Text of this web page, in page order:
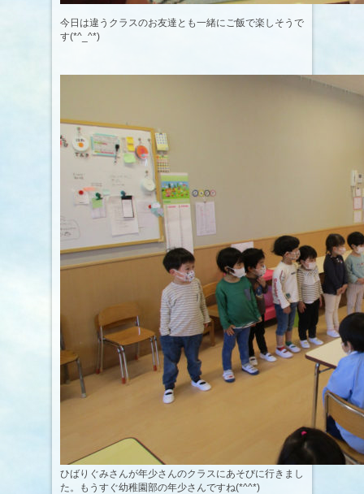
今日は違うクラスのお友達とも一緒にご飯で楽しそうで
す(*^_^*)
ひばりぐみさんが年少さんのクラスにあそびに行きまし
た。もうすぐ幼稚園部の年少さんですね(*^^*)